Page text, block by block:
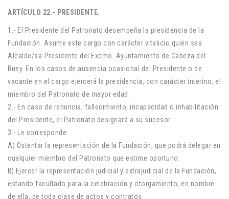
ARTÍCULO 22.- PRESIDENTE.
1.- El Presidente del Patronato desempeña la presidencia de la
Fundación. Asume este cargo con carácter vitalicio quien sea
Alcalde/sa-Presidente del Excmo. Ayuntamiento de Cabeza del
Buey. En los casos de ausencia ocasional del Presidente o de
vacante en el cargo ejercerá la presidencia, con carácter interino, el
miembro del Patronato de mayor edad.
2.- En caso de renuncia, fallecimiento, incapacidad o inhabilitación
del Presidente, el Patronato designará a su sucesor.
3.- Le corresponde:
A) Ostentar la representación de la Fundación, que podrá delegar en
cualquier miembro del Patronato que estime oportuno.
B) Ejercer la representación judicial y extrajudicial de la Fundación,
estando facultado para la celebración y otorgamiento, en nombre
de ella, de toda clase de actos y contratos.